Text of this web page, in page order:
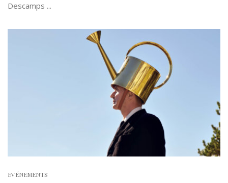
Descamps ...
EVÉNEMENTS